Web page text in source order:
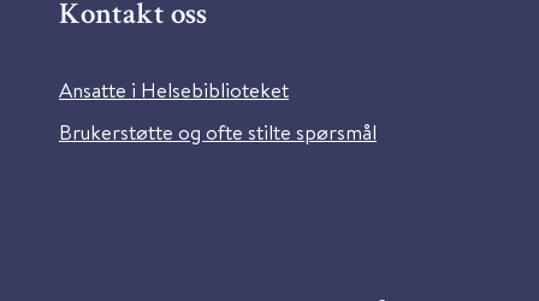
Kontakt oss
Ansatte i Helsebiblioteket
Brukerstøtte og ofte stilte spørsmål